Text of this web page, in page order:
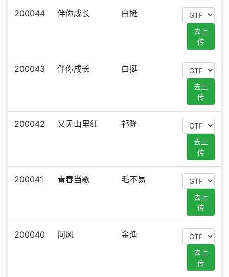
200044 伴你成长 白挺
去上
传
200043 伴你成长 白挺
去上
传
200042 又见山里红 祁隆
去上
传
200041 青春当歌 毛不易
去上
传
200040 问风 金渔
去上
传